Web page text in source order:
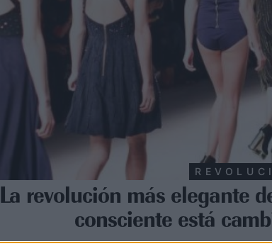
La revolución más elegante
consciente está